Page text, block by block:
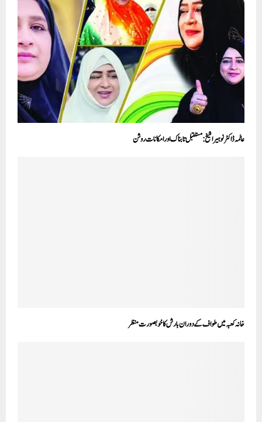
عالمہ ڈاکٹر نوہیرا شیخ:مستقبل تابناک اور امکانات روشن
خانہ کعبہ میں طواف کے دوران بارش کا خوبصورت منظر